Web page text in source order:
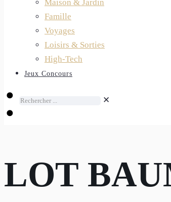
Maison & Jardin
Famille
Voyages
Loisirs & Sorties
High-Tech
Jeux Concours
✕
LOT